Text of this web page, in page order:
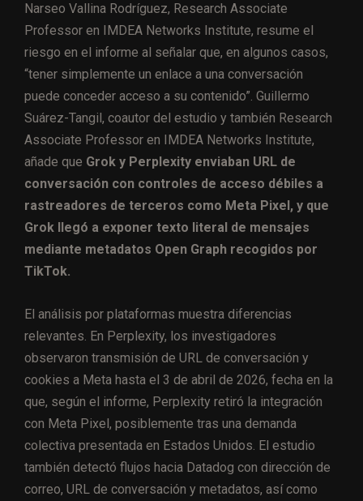
Narseo Vallina Rodríguez, Research Associate
Professor en IMDEA Networks Institute, resume el
riesgo en el informe al señalar que, en algunos casos,
“tener simplemente un enlace a una conversación
puede conceder acceso a su contenido”. Guillermo
Suárez-Tangil, coautor del estudio y también Research
Associate Professor en IMDEA Networks Institute,
añade que Grok y Perplexity enviaban URL de
conversación con controles de acceso débiles a
rastreadores de terceros como Meta Pixel, y que
Grok llegó a exponer texto literal de mensajes
mediante metadatos Open Graph recogidos por
TikTok.
El análisis por plataformas muestra diferencias
relevantes. En Perplexity, los investigadores
observaron transmisión de URL de conversación y
cookies a Meta hasta el 3 de abril de 2026, fecha en la
que, según el informe, Perplexity retiró la integración
con Meta Pixel, posiblemente tras una demanda
colectiva presentada en Estados Unidos. El estudio
también detectó flujos hacia Datadog con dirección de
correo, URL de conversación y metadatos, así como